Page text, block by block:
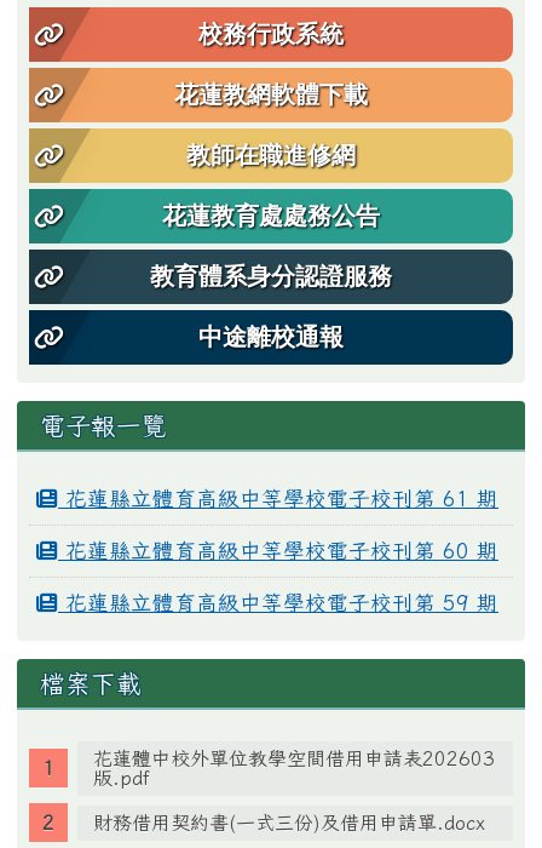
校務行政系統
花蓮教網軟體下載
教師在職進修網
花蓮教育處處務公告
教育體系身分認證服務
中途離校通報
電子報一覽
花蓮縣立體育高級中等學校電子校刊第 61 期
花蓮縣立體育高級中等學校電子校刊第 60 期
花蓮縣立體育高級中等學校電子校刊第 59 期
檔案下載
花蓮體中校外單位教學空間借用申請表202603
版.pdf
財務借用契約書(一式三份)及借用申請單.docx